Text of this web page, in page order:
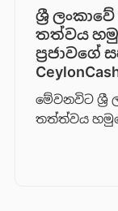
ශ්‍රී
තත්වය
ප්‍රජාවගේ
මේවනවිට ශ්‍රී
තත්ත්වය